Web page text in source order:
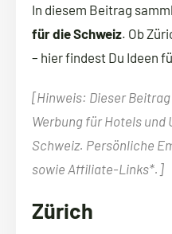
In diesem Beitrag
für die Schweiz. Ob
– hier findest Du Ideen
[Hinweis: Dieser
Werbung für Hotels
Schweiz. Persönliche
sowie Affiliate-Links*.]
Zürich